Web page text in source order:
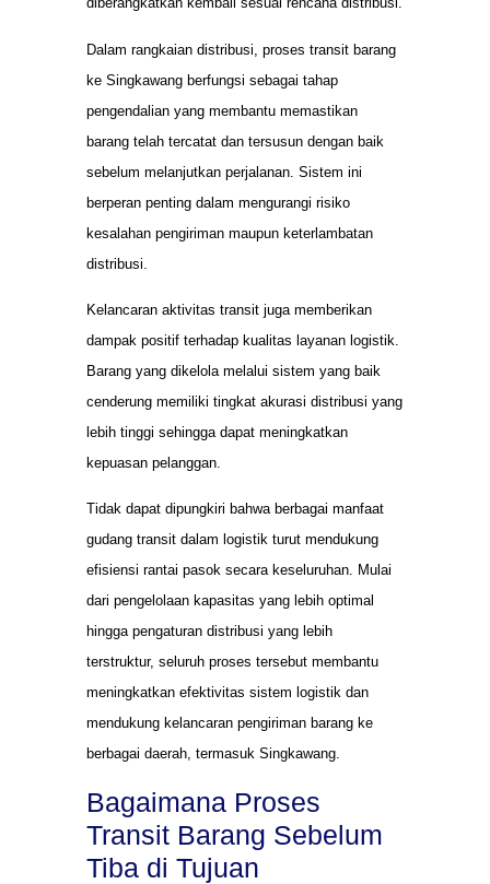
Dalam rangkaian distribusi, proses transit barang
ke Singkawang berfungsi sebagai tahap
pengendalian yang membantu memastikan
barang telah tercatat dan tersusun dengan baik
sebelum melanjutkan perjalanan. Sistem ini
berperan penting dalam mengurangi risiko
kesalahan pengiriman maupun keterlambatan
distribusi.
Kelancaran aktivitas transit juga memberikan
dampak positif terhadap kualitas layanan logistik.
Barang yang dikelola melalui sistem yang baik
cenderung memiliki tingkat akurasi distribusi yang
lebih tinggi sehingga dapat meningkatkan
kepuasan pelanggan.
Tidak dapat dipungkiri bahwa berbagai manfaat
gudang transit dalam logistik turut mendukung
efisiensi rantai pasok secara keseluruhan. Mulai
dari pengelolaan kapasitas yang lebih optimal
hingga pengaturan distribusi yang lebih
terstruktur, seluruh proses tersebut membantu
meningkatkan efektivitas sistem logistik dan
mendukung kelancaran pengiriman barang ke
berbagai daerah, termasuk Singkawang.
Bagaimana Proses
Transit Barang Sebelum
Tiba di Tujuan